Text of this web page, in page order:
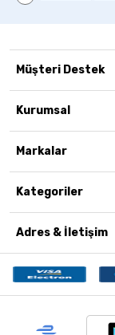
Müşteri Destek
Kurumsal
Markalar
Kategoriler
Adres & İletişim